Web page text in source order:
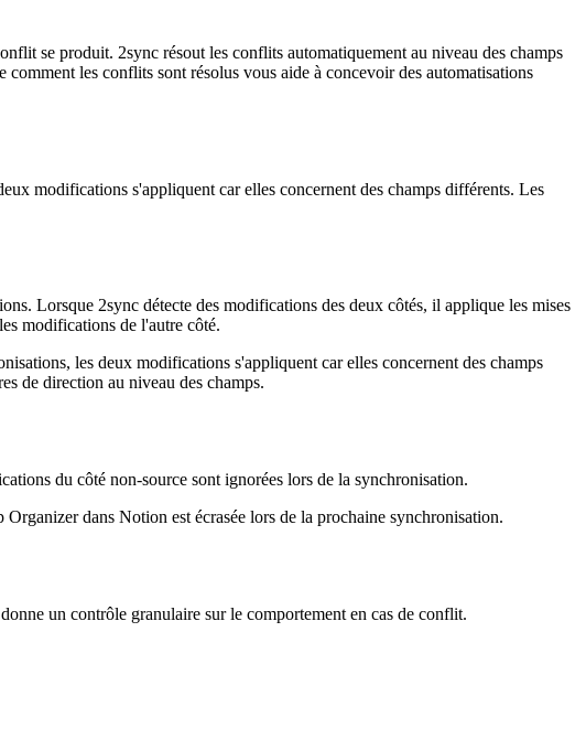
se produit. 2sync résout les conflits automatiquement au niveau des champs
les conflits sont résolus vous aide à concevoir des automatisations
modifications s'appliquent car elles concernent des champs différents. Les
Lorsque 2sync détecte des modifications des deux côtés, il applique les mises
modifications de l'autre côté.
les deux modifications s'appliquent car elles concernent des champs
de direction au niveau des champs.
du côté non-source sont ignorées lors de la synchronisation.
dans Notion est écrasée lors de la prochaine synchronisation.
un contrôle granulaire sur le comportement en cas de conflit.